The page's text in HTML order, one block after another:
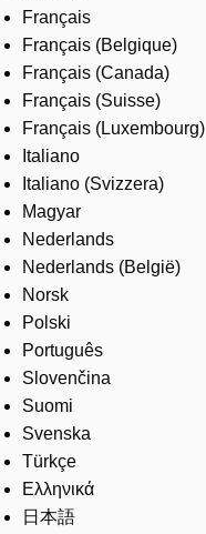
Français
Français (Belgique)
Français (Canada)
Français (Suisse)
Français (Luxembourg)
Italiano
Italiano (Svizzera)
Magyar
Nederlands
Nederlands (België)
Norsk
Polski
Português
Slovenčina
Suomi
Svenska
Türkçe
Ελληνικά
日本語